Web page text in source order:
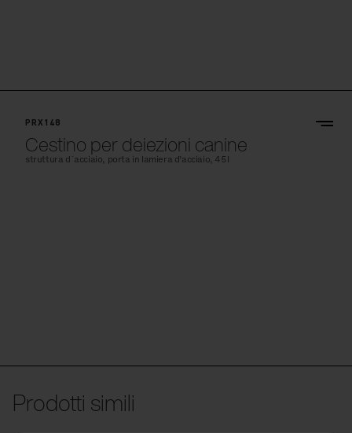
PRX148
Cestino per deiezioni canine
struttura d´acciaio, porta in lamiera d’acciaio, 45l
Prodotti simili